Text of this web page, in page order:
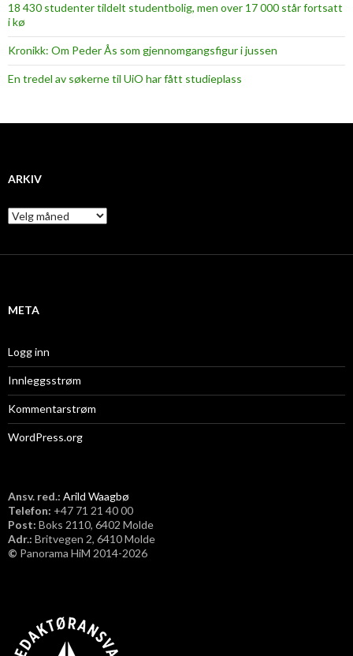
18 430 studenter tildelt studentbolig, men over 17 000 står fortsatt
i kø
Kronikk: Om Peder Ås som gjennomgangsfigur i jussen
En tredel av søkerne til UiO har fått studieplass
ARKIV
A
r
i
META
Logg inn
Innleggsstrøm
Kommentarstrøm
WordPress.org
Ansv. red.: Arild Waagbø
Telefon: ​+47 71 21 40 00
Post: Boks 2110, 6402 Molde
Adr.: Britvegen 2, 6410 Molde
© Panorama HiM 2014-2026